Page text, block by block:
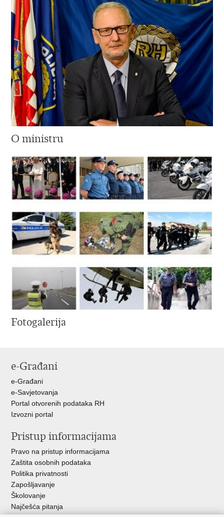
O ministru
Fotogalerija
e-Građani
e-Građani
e-Savjetovanja
Portal otvorenih podataka RH
Izvozni portal
Pristup informacijama
Pravo na pristup informacijama
Zaštita osobnih podataka
Politika privatnosti
Zapošljavanje
Školovanje
Najčešća pitanja